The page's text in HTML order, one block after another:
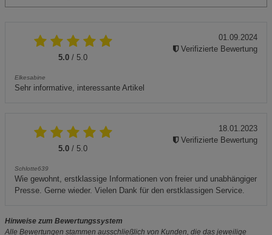
5.0 / 5.0
Elkesabine
Sehr informative, interessante Artikel
01.09.2024
Verifizierte Bewertung
5.0 / 5.0
Schlotte639
Wie gewohnt, erstklassige Informationen von freier und unabhängiger
Presse. Gerne wieder. Vielen Dank für den erstklassigen Service.
18.01.2023
Verifizierte Bewertung
Hinweise zum Bewertungssystem
Alle Bewertungen stammen ausschließlich von Kunden, die das jeweilige